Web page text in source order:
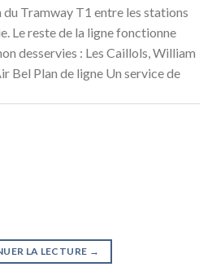
Tramway T1 entre les stations
Le reste de la ligne fonctionne
desservies : Les Caillols, William
Bel Plan de ligne Un service de
LA LECTURE →